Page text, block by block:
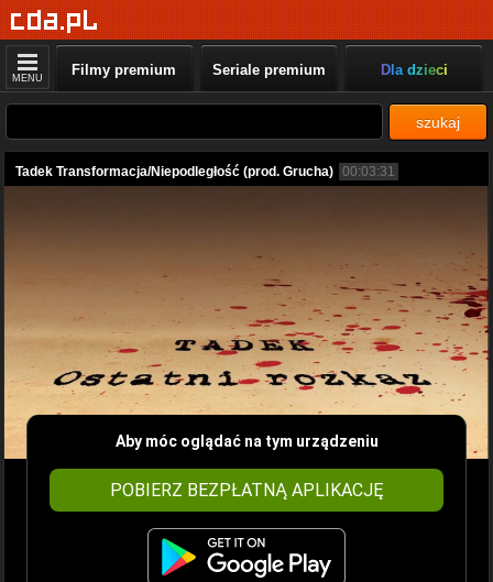
MENU Filmy premium Seriale premium Dla dzieci
szukaj
Tadek Transformacja/Niepodległość (prod. Grucha) 00:03:31
Aby móc oglądać na tym urządzeniu
POBIERZ BEZPŁATNĄ APLIKACJĘ